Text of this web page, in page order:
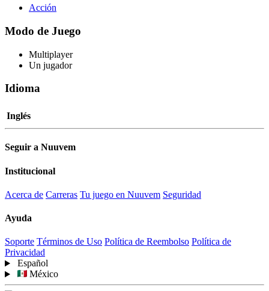
Acción
Modo de Juego
Multiplayer
Un jugador
Idioma
Inglés
Seguir a Nuuvem
Institucional
Acerca de Carreras Tu juego en Nuuvem Seguridad
Ayuda
Soporte Términos de Uso Política de Reembolso Política de
Privacidad
Español
México